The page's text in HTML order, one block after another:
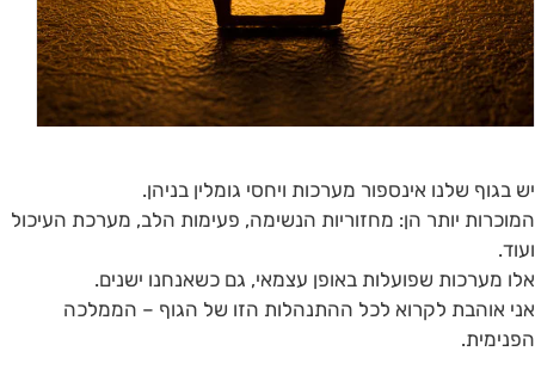
יש בגוף שלנו אינספור מערכות ויחסי גומלין בניהן.
המוכרות יותר הן: מחזוריות הנשימה, פעימות הלב, מערכת העיכול
ועוד.
אלו מערכות שפועלות באופן עצמאי, גם כשאנחנו ישנים.
אני אוהבת לקרוא לכל ההתנהלות הזו של הגוף – הממלכה
הפנימית.